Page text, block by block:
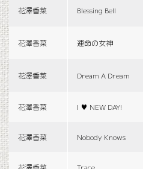
花澤香菜 Blessing Bell
花澤香菜 運命の女神
花澤香菜 Dream A Dream
花澤香菜 I ♥ NEW DAY!
花澤香菜 Nobody Knows